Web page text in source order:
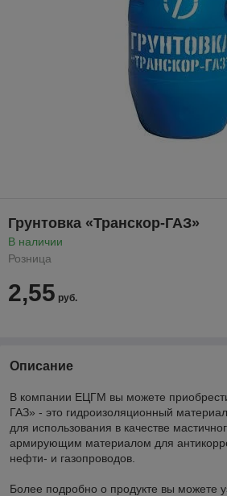
Грунтовка «Транскор-ГАЗ»
В наличии
Розница
2,55 руб.
Описание
В компании ЕЦГМ вы можете
ГАЗ» - это гидроизоляционный
для использования в качестве
армирующим материалом для
нефти- и газопроводов.
Более подробно о продукте вы можете